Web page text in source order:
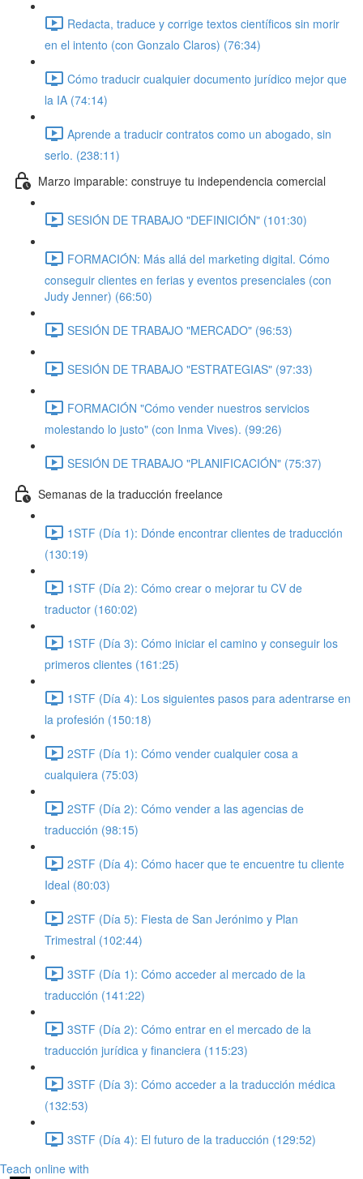
Redacta, traduce y corrige textos científicos sin morir
en el intento (con Gonzalo Claros) (76:34)
Cómo traducir cualquier documento jurídico mejor que
la IA (74:14)
Aprende a traducir contratos como un abogado, sin
serlo. (238:11)
Marzo imparable: construye tu independencia comercial
SESIÓN DE TRABAJO "DEFINICIÓN" (101:30)
FORMACIÓN: Más allá del marketing digital. Cómo
conseguir clientes en ferias y eventos presenciales (con
Judy Jenner) (66:50)
SESIÓN DE TRABAJO "MERCADO" (96:53)
SESIÓN DE TRABAJO "ESTRATEGIAS" (97:33)
FORMACIÓN "Cómo vender nuestros servicios
molestando lo justo" (con Inma Vives). (99:26)
SESIÓN DE TRABAJO "PLANIFICACIÓN" (75:37)
Semanas de la traducción freelance
1STF (Día 1): Dónde encontrar clientes de traducción
(130:19)
1STF (Día 2): Cómo crear o mejorar tu CV de
traductor (160:02)
1STF (Día 3): Cómo iniciar el camino y conseguir los
primeros clientes (161:25)
1STF (Día 4): Los siguientes pasos para adentrarse en
la profesión (150:18)
2STF (Día 1): Cómo vender cualquier cosa a
cualquiera (75:03)
2STF (Día 2): Cómo vender a las agencias de
traducción (98:15)
2STF (Día 4): Cómo hacer que te encuentre tu cliente
Ideal (80:03)
2STF (Día 5): Fiesta de San Jerónimo y Plan
Trimestral (102:44)
3STF (Día 1): Cómo acceder al mercado de la
traducción (141:22)
3STF (Día 2): Cómo entrar en el mercado de la
traducción jurídica y financiera (115:23)
3STF (Día 3): Cómo acceder a la traducción médica
(132:53)
3STF (Día 4): El futuro de la traducción (129:52)
Teach online with